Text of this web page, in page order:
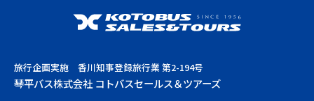
旅行企画実施 香川知事登録旅行業 第2-194号
琴平バス株式会社 コトバスセールス＆ツアーズ